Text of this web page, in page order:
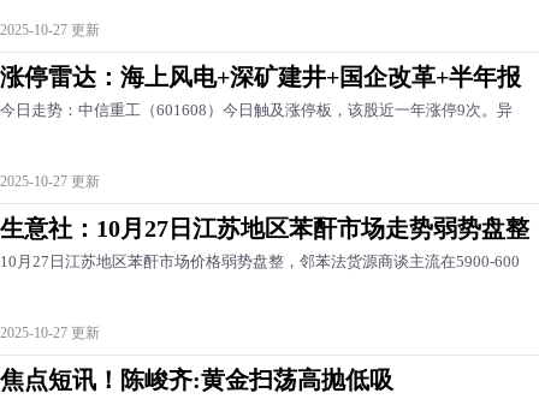
2025-10-27 更新
涨停雷达：海上风电+深矿建井+国企改革+半年报
今日走势：中信重工（601608）今日触及涨停板，该股近一年涨停9次。异
2025-10-27 更新
生意社：10月27日江苏地区苯酐市场走势弱势盘整
10月27日江苏地区苯酐市场价格弱势盘整，邻苯法货源商谈主流在5900-600
2025-10-27 更新
焦点短讯！陈峻齐:黄金扫荡高抛低吸